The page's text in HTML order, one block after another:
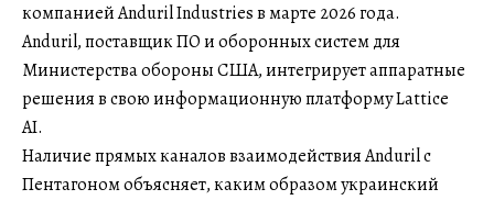
компанией Anduril Industries в марте 2026 года.
Anduril, поставщик ПО и оборонных систем для
Министерства обороны США, интегрирует аппаратные
решения в свою информационную платформу Lattice
AI.
Наличие прямых каналов взаимодействия Anduril с
Пентагоном объясняет, каким образом украинский